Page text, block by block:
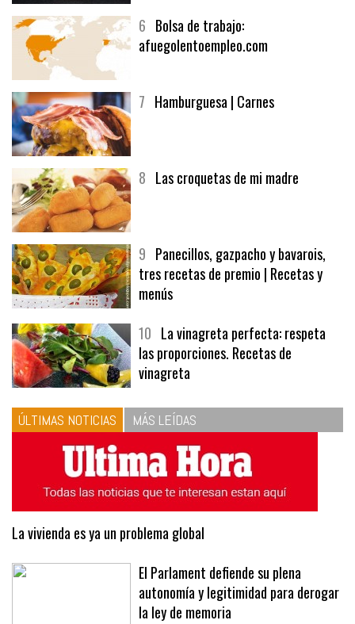
6 Bolsa de trabajo:
afuegolentoempleo.com
7 Hamburguesa | Carnes
8 Las croquetas de mi madre
9 Panecillos, gazpacho y bavarois,
tres recetas de premio | Recetas y
menús
10 La vinagreta perfecta: respeta
las proporciones. Recetas de
vinagreta
ÚLTIMAS NOTICIAS MÁS LEÍDAS
La vivienda es ya un problema global
El Parlament defiende su plena
autonomía y legitimidad para derogar
la ley de memoria